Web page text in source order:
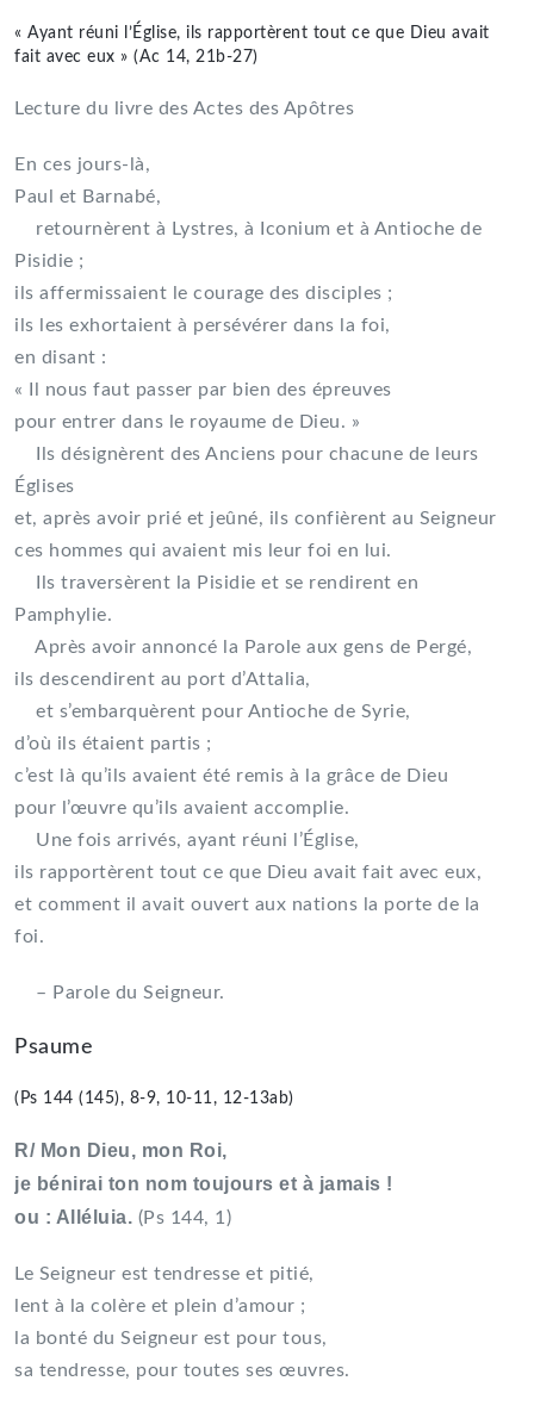
« Ayant réuni l’Église, ils rapportèrent tout ce que Dieu avait
fait avec eux » (Ac 14, 21b-27)
Lecture du livre des Actes des Apôtres
En ces jours-là,
Paul et Barnabé,
retournèrent à Lystres, à Iconium et à Antioche de
Pisidie ;
ils affermissaient le courage des disciples ;
ils les exhortaient à persévérer dans la foi,
en disant :
« Il nous faut passer par bien des épreuves
pour entrer dans le royaume de Dieu. »
Ils désignèrent des Anciens pour chacune de leurs
Églises
et, après avoir prié et jeûné, ils confièrent au Seigneur
ces hommes qui avaient mis leur foi en lui.
Ils traversèrent la Pisidie et se rendirent en
Pamphylie.
Après avoir annoncé la Parole aux gens de Pergé,
ils descendirent au port d’Attalia,
et s’embarquèrent pour Antioche de Syrie,
d’où ils étaient partis ;
c’est là qu’ils avaient été remis à la grâce de Dieu
pour l’œuvre qu’ils avaient accomplie.
Une fois arrivés, ayant réuni l’Église,
ils rapportèrent tout ce que Dieu avait fait avec eux,
et comment il avait ouvert aux nations la porte de la
foi.
– Parole du Seigneur.
Psaume
(Ps 144 (145), 8-9, 10-11, 12-13ab)
R/ Mon Dieu, mon Roi,
je bénirai ton nom toujours et à jamais !
ou : Alléluia. (Ps 144, 1)
Le Seigneur est tendresse et pitié,
lent à la colère et plein d’amour ;
la bonté du Seigneur est pour tous,
sa tendresse, pour toutes ses œuvres.